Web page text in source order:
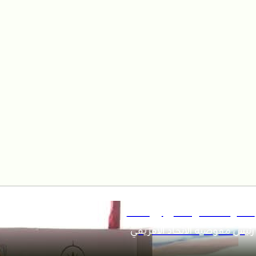
السيد محمود علي يوسف
رئيس مفوضية الاتحاد الافريقي